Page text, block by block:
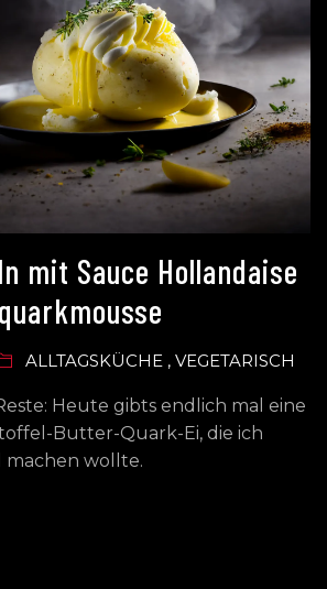
mit Sauce Hollandaise
ALLTAGSKÜCHE , VEGETARISCH
Heute gibts endlich mal eine
Butter-Quark-Ei, die ich
machen wollte.